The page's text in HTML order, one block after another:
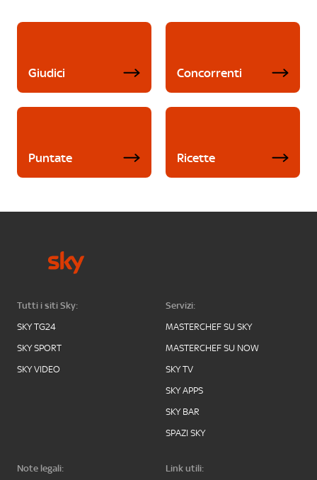
Giudici Concorrenti
Puntate Ricette
Tutti i siti Sky:
SKY TG24
SKY SPORT
SKY VIDEO
Servizi:
MASTERCHEF SU SKY
MASTERCHEF SU NOW
SKY TV
SKY APPS
SKY BAR
SPAZI SKY
Note legali:
Link utili: